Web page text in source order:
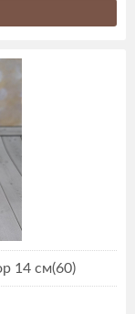
14 см(60)